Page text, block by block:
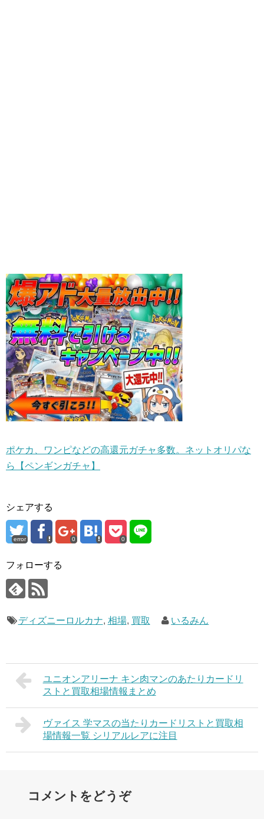
ポケカ、ワンピなどの高還元ガチャ多数。ネットオリパな
ら【ペンギンガチャ】
シェアする
error 0 0
フォローする
ディズニーロルカナ, 相場, 買取 いるみん
ユニオンアリーナ キン肉マンのあたりカードリ
ストと買取相場情報まとめ
ヴァイス 学マスの当たりカードリストと買取相
場情報一覧 シリアルレアに注目
コメントをどうぞ